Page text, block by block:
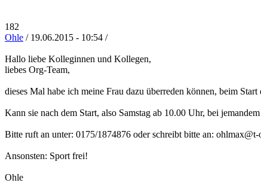
182
Ohle / 19.06.2015 - 10:54 /
Hallo liebe Kolleginnen und Kollegen,
liebes Org-Team,
dieses Mal habe ich meine Frau dazu überreden können, beim
Kann sie nach dem Start, also Samstag ab 10.00 Uhr, bei
Bitte ruft an unter: 0175/1874876 oder schreibt bitte an:
Ansonsten: Sport frei!
Ohle